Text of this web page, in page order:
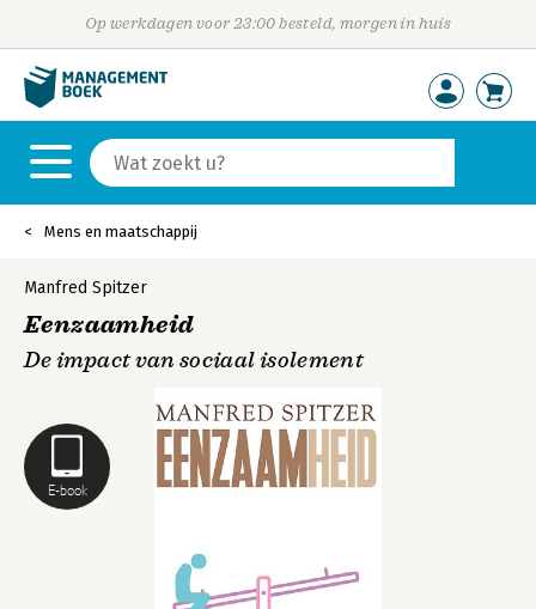
Op werkdagen voor 23:00 besteld, morgen in huis
Mens en maatschappij
E-book
Manfred Spitzer
Eenzaamheid
De impact van sociaal isolement